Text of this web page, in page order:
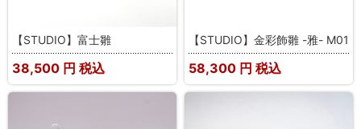
【STUDIO】富士雛
38,500 円 税込
【STUDIO】金彩飾雛 -雅- M01
58,300 円 税込